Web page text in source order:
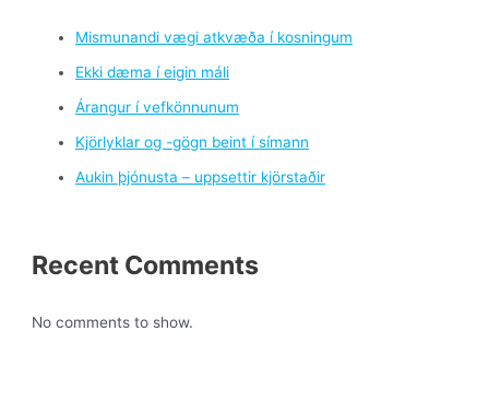
Mismunandi vægi atkvæða í kosningum
Ekki dæma í eigin máli
Árangur í vefkönnunum
Kjörlyklar og -gögn beint í símann
Aukin þjónusta – uppsettir kjörstaðir
Recent Comments
No comments to show.